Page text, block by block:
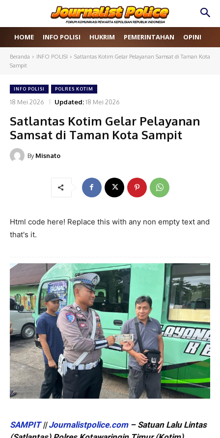
HOME INFO POLISI HUKRIM PEMERINTAHAN OPINI
Beranda INFO POLISI
Satlantas Kotim Gelar Pelayanan Samsat di Taman Kota
Sampit
INFO POLISI POLRES KOTIM
18 Mei 2026 Updated:18 Mei 2026
Satlantas Kotim Gelar Pelayanan
Samsat di Taman Kota Sampit
By Misnato
Html code here! Replace this with any non empty text and
that's it.
SAMPIT||Journalistpolice.com– Satuan Lalu Lintas